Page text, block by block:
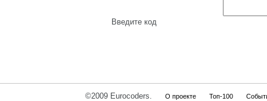
Введите код
©2009 Eurocoders. О проекте Топ-100